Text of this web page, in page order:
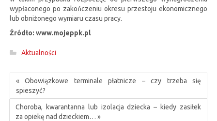
wypłaconego po zakończeniu okresu przestoju ekonomicznego
lub obniżonego wymiaru czasu pracy.
Źródło: www.mojeppk.pl
Aktualności
« Obowiązkowe terminale płatnicze – czy trzeba się
spieszyć?
Choroba, kwarantanna lub izolacja dziecka – kiedy zasiłek
za opiekę nad dzieckiem… »